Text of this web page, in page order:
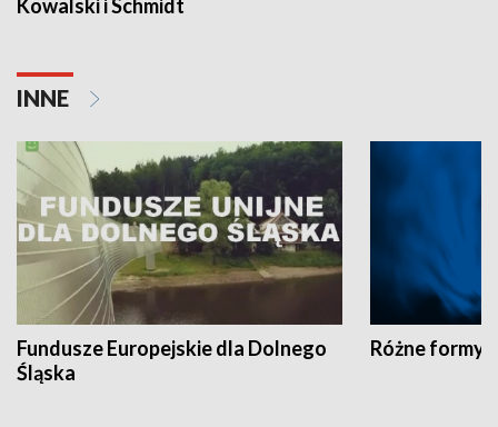
Kowalski i Schmidt
INNE
Fundusze Europejskie dla Dolnego
Śląska
Różne formy